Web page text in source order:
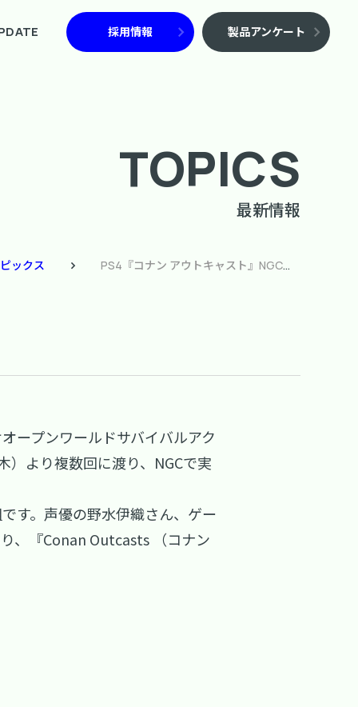
採用情報 製品アンケート
TOPICS
最新情報
ックス PS4『コナン アウトキャスト』NGCでゲーム実況生放送を実施
ープンワールドサバイバルアク
より複数回に渡り、NGCで実
す。声優の野水伊織さん、ゲー
、『Conan Outcasts （コナン